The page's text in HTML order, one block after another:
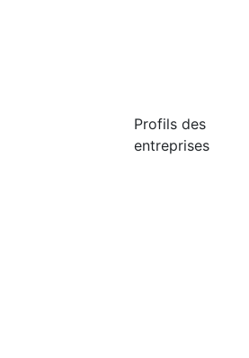
Profils des
entreprises